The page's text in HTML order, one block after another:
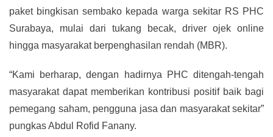
paket bingkisan sembako kepada warga sekitar RS PHC
Surabaya, mulai dari tukang becak, driver ojek online
hingga masyarakat berpenghasilan rendah (MBR).
“Kami berharap, dengan hadirnya PHC ditengah-tengah
masyarakat dapat memberikan kontribusi positif baik bagi
pemegang saham, pengguna jasa dan masyarakat sekitar”
pungkas Abdul Rofid Fanany.